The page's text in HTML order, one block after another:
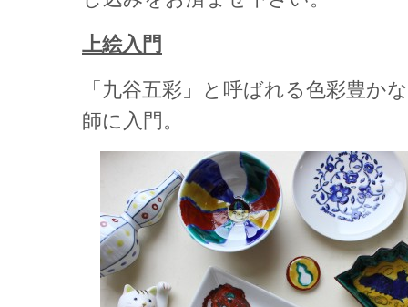
上絵入門
「九谷五彩」と呼ばれる色彩豊か
師に入門。